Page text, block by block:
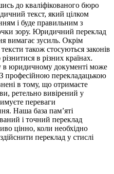
до кваліфікованого бюро
текст, який цілком
і буде правильним з
зору. Юридичний переклад
вимагає зусиль. Окрім
також стосуються законів
в різних країнах.
в юридичному документі може
професійною перекладацькою
в тому, що отримаєте
ретельно вивірений у
переваги
Наша база пам’яті
і точний переклад
цінно, коли необхідно
переклад у стислі